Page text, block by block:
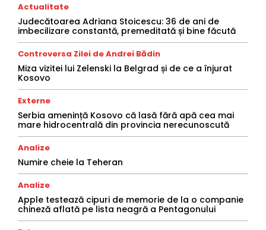
Actualitate
Judecătoarea Adriana Stoicescu: 36 de ani de
imbecilizare constantă, premeditată și bine făcută
Controversa Zilei de Andrei Bădin
Miza vizitei lui Zelenski la Belgrad și de ce a înjurat
Kosovo
Externe
Serbia amenință Kosovo că lasă fără apă cea mai
mare hidrocentrală din provincia nerecunoscută
Analize
Numire cheie la Teheran
Analize
Apple testează cipuri de memorie de la o companie
chineză aflată pe lista neagră a Pentagonului